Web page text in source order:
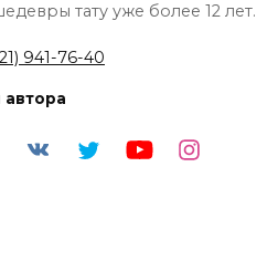
тату уже более 12 лет.
941-76-40